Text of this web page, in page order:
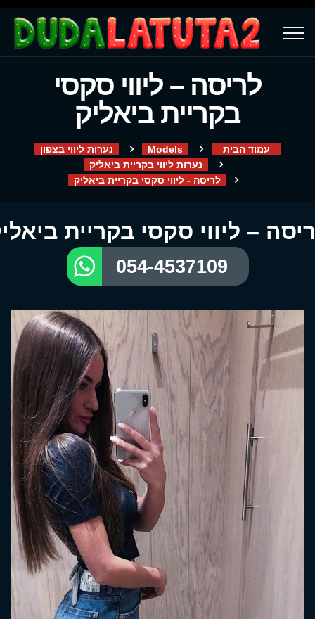
לריסה – ליווי סקסי
בקריית ביאליק
עמוד הבית Models
נערות ליווי בצפון
נערות ליווי בקריית ביאליק
לריסה - ליווי סקסי בקריית ביאליק
– ליווי סקסי בקריית
054-4537109